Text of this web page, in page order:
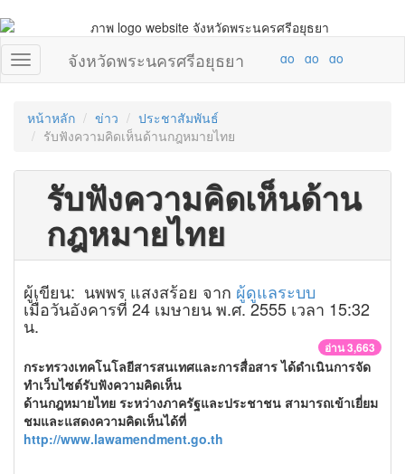
จังหวัดพระนครศรีอยุธยา
หน้าหลัก ข่าว
ประชาสัมพันธ์
รับฟังความคิดเห็นด้านกฎหมายไทย
รับฟังความคิดเห็นด้าน
กฎหมายไทย
ผู้เขียน: นพพร แสงสร้อย จาก ผู้ดูแลระบบ
เมื่อวันอังคารที่ 24 เมษายน พ.ศ. 2555 เวลา 15:32
น.
อ่าน 3,663
กระทรวงเทคโนโลยีสารสนเทศและการสื่อสาร ได้ดำเนินการจัด
ทำเว็บไซต์รับฟังความคิดเห็น
ด้านกฎหมายไทย ระหว่างภาครัฐและประชาชน สามารถเข้าเยี่ยม
ชมและแสดงความคิดเห็นได้ที่
http://www.lawamendment.go.th